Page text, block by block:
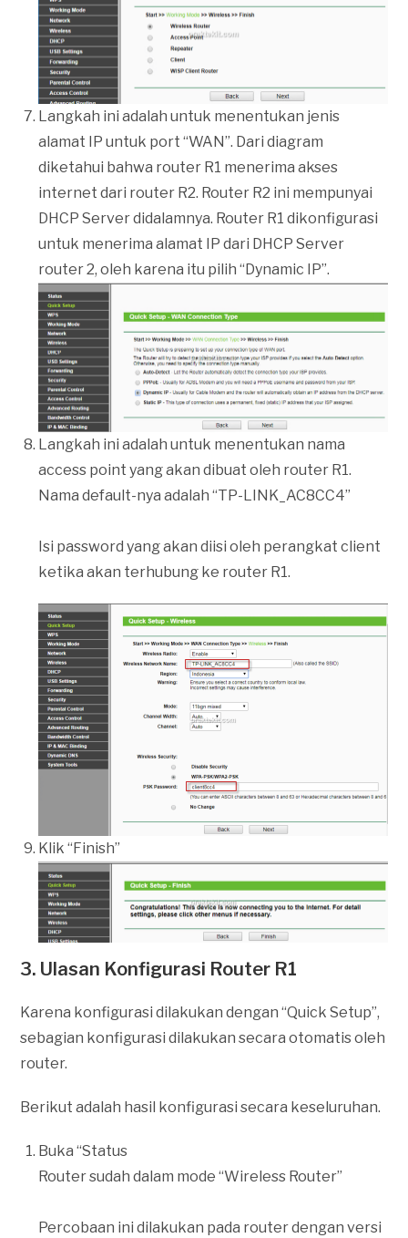
Langkah ini adalah untuk menentukan jenis
alamat IP untuk port “WAN”. Dari diagram
diketahui bahwa router R1 menerima akses
internet dari router R2. Router R2 ini mempunyai
DHCP Server didalamnya. Router R1 dikonfigurasi
untuk menerima alamat IP dari DHCP Server
router 2, oleh karena itu pilih “Dynamic IP”.
Langkah ini adalah untuk menentukan nama
access point yang akan dibuat oleh router R1.
Nama default-nya adalah “TP-LINK_AC8CC4”
Isi password yang akan diisi oleh perangkat client
ketika akan terhubung ke router R1.
Klik “Finish”
3. Ulasan Konfigurasi Router R1
Karena konfigurasi dilakukan dengan “Quick Setup”,
sebagian konfigurasi dilakukan secara otomatis oleh
router.
Berikut adalah hasil konfigurasi secara keseluruhan.
Buka “Status
Router sudah dalam mode “Wireless Router”
Percobaan ini dilakukan pada router dengan versi